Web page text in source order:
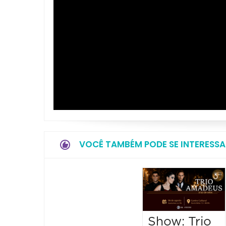
VOCÊ TAMBÉM PODE SE
Show: Trio